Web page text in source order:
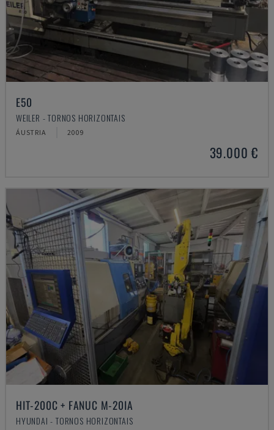
E50
WEILER - TORNOS HORIZONTAIS
ÁUSTRIA 2009
39.000 €
HIT-200C + FANUC M-20IA
HYUNDAI - TORNOS HORIZONTAIS